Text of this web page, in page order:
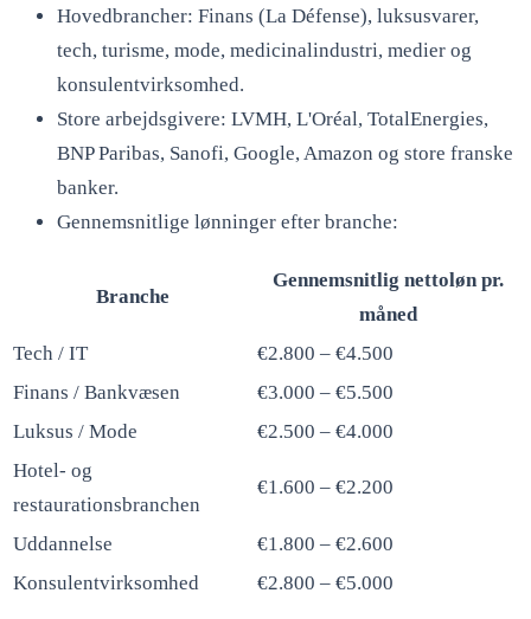
Hovedbrancher: Finans (La Défense), luksusvarer,
tech, turisme, mode, medicinalindustri, medier og
konsulentvirksomhed.
Store arbejdsgivere: LVMH, L'Oréal, TotalEnergies,
BNP Paribas, Sanofi, Google, Amazon og store franske
banker.
Gennemsnitlige lønninger efter branche:
Branche
Gennemsnitlig nettoløn pr.
måned
Tech / IT
€2.800 – €4.500
Finans / Bankvæsen
€3.000 – €5.500
Luksus / Mode
€2.500 – €4.000
Hotel- og
restaurationsbranchen
€1.600 – €2.200
Uddannelse
€1.800 – €2.600
Konsulentvirksomhed
€2.800 – €5.000